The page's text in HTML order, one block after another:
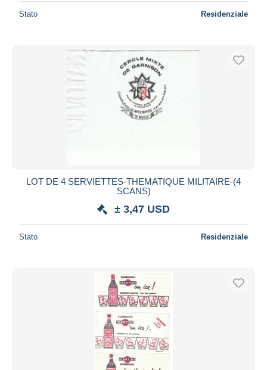
Stato Residenziale
LOT DE 4 SERVIETTES-THEMATIQUE MILITAIRE-(4
SCANS)
± 3,47 USD
Stato Residenziale